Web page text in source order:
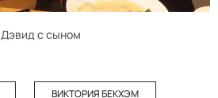
Дэвид с сыном
ВИКТОРИЯ БЕКХЭМ